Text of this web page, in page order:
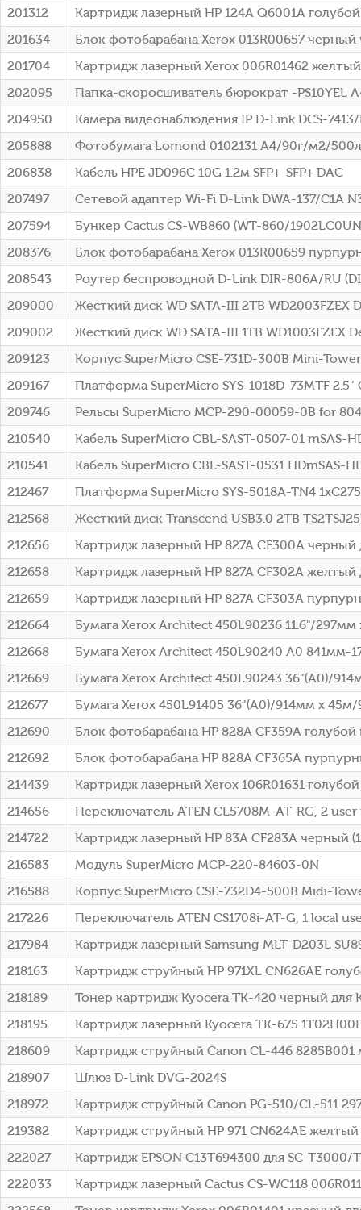
201312
Картридж лазерный HP 124A Q6001A
201634
Блок фотобарабана Xerox 013R00657
201704
Картридж лазерный Xerox 006R01462 желтый
202095
Папка-скоросшиватель бюрократ -PS10YEL
204950
Камера видеонаблюдения IP D-Link DCS-
205888
Фотобумага Lomond 0102131 A4/90г/м2/
206838
Кабель HPE JD096C 10G 1.2м SFP+-SFP+ DAC
207497
Сетевой адаптер Wi-Fi D-Link DWA-137/C1A
207594
Бункер Cactus CS-WB860 (WT-860/
208376
Блок фотобарабана Xerox 013R00659
208543
Роутер беспроводной D-Link DIR-806A/RU
209000
Жесткий диск WD SATA-III 2TB WD2003FZEX
209002
Жесткий диск WD SATA-III 1TB WD1003FZEX
209123
Корпус SuperMicro CSE-731D-300B Mini-
209167
Платформа SuperMicro SYS-1018D-73MTF 2.5"
209746
Рельсы SuperMicro MCP-290-00059-0B for
210540
Кабель SuperMicro CBL-SAST-0507-01 mSAS-
210541
Кабель SuperMicro CBL-SAST-0531 HDmSAS-
212467
Платформа SuperMicro SYS-5018A-TN4
212568
Жесткий диск Transcend USB3.0 2TB
212656
Картридж лазерный HP 827A CF300A черный
212658
Картридж лазерный HP 827A CF302A желтый
212659
Картридж лазерный HP 827A CF303A
212664
Бумага Xerox Architect 450L90236 11.6"/
212668
Бумага Xerox Architect 450L90240 A0 841мм-
212669
Бумага Xerox Architect 450L90243 36"(A0)/
212677
Бумага Xerox 450L91405 36"(A0)/914мм х
212690
Блок фотобарабана HP 828A CF359A
212692
Блок фотобарабана HP 828A CF365A
214439
Картридж лазерный Xerox 106R01631
214656
Переключатель ATEN CL5708M-AT-RG, 2
214722
Картридж лазерный HP 83A CF283A черный
216583
Модуль SuperMicro MCP-220-84603-0N
216588
Корпус SuperMicro CSE-732D4-500B Midi-
217226
Переключатель ATEN CS1708i-AT-G, 1 local
217984
Картридж лазерный Samsung MLT-D203L
218163
Картридж струйный HP 971XL CN626AE
218189
Тонер картридж Kyocera TK-420 черный для
218195
Картридж лазерный Kyocera TK-675
218609
Картридж струйный Canon CL-446
218907
Шлюз D-Link DVG-2024S
218972
Картридж струйный Canon PG-510/CL-511
219382
Картридж струйный HP 971 CN624AE
222027
Картридж EPSON C13T694300 для SC-
222033
Картридж лазерный Cactus CS-WC118